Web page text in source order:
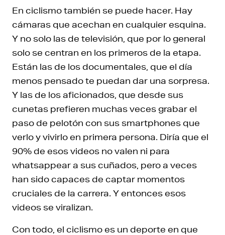
En ciclismo también se puede hacer. Hay
cámaras que acechan en cualquier esquina.
Y no solo las de televisión, que por lo general
solo se centran en los primeros de la etapa.
Están las de los documentales, que el día
menos pensado te puedan dar una sorpresa.
Y las de los aficionados, que desde sus
cunetas prefieren muchas veces grabar el
paso de pelotón con sus smartphones que
verlo y vivirlo en primera persona. Diría que el
90% de esos videos no valen ni para
whatsappear a sus cuñados, pero a veces
han sido capaces de captar momentos
cruciales de la carrera. Y entonces esos
videos se viralizan.
Con todo, el ciclismo es un deporte en que